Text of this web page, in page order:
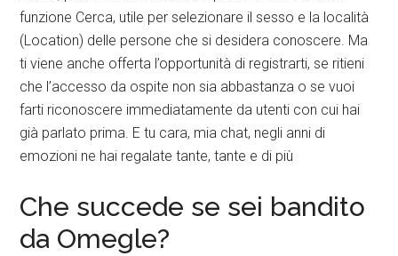
funzione Cerca, utile per selezionare il sesso e la località
(Location) delle persone che si desidera conoscere. Ma
ti viene anche offerta l’opportunità di registrarti, se ritieni
che l’accesso da ospite non sia abbastanza o se vuoi
farti riconoscere immediatamente da utenti con cui hai
già parlato prima. E tu cara, mia chat, negli anni di
emozioni ne hai regalate tante, tante e di più
Che succede se sei bandito
da Omegle?